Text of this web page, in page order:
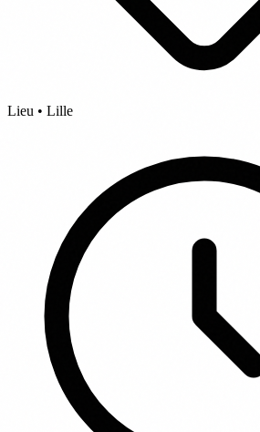
Lieu • Lille